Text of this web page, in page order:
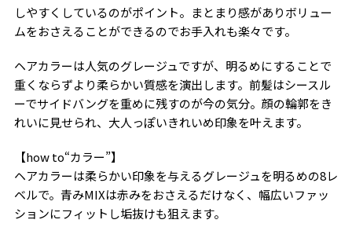
しやすくしているのがポイント。まとまり感がありボリュー
ムをおさえることができるのでお手入れも楽々です。
ヘアカラーは人気のグレージュですが、明るめにすることで
重くならずより柔らかい質感を演出します。前髪はシースル
ーでサイドバングを重めに残すのが今の気分。顔の輪郭をき
れいに見せられ、大人っぽいきれいめ印象を叶えます。
【how to“カラー”】
ヘアカラーは柔らかい印象を与えるグレージュを明るめの8レ
ベルで。青みMIXは赤みをおさえるだけなく、幅広いファッ
ションにフィットし垢抜けも狙えます。